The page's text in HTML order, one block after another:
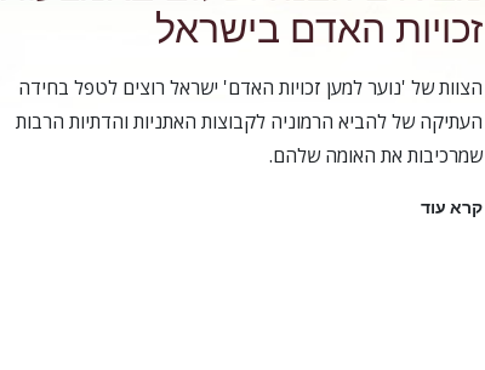
זכויות האדם בישראל
הצוות של 'נוער למען זכויות האדם' ישראל רוצים לטפל בחידה
העתיקה של להביא הרמוניה לקבוצות האתניות והדתיות הרבות
שמרכיבות את האומה שלהם.
קרא עוד